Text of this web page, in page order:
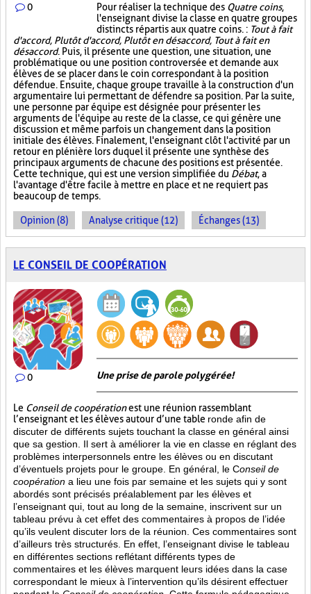
0 Pour réaliser la technique des Quatre coins,
l'enseignant divise la classe en quatre groupes
distincts répartis aux quatre coins. : Tout à fait
d'accord, Plutôt d'accord, Plutôt en désaccord, Tout à fait en
désaccord. Puis, il présente une question, une situation, une
problématique ou une position controversée et demande aux
élèves de se placer dans le coin correspondant à la position
défendue. Ensuite, chaque groupe travaille à la construction d'un
argumentaire lui permettant de défendre sa position. Par la suite,
une personne par équipe est désignée pour présenter les
arguments de l'équipe au reste de la classe, ce qui génère une
discussion et même parfois un changement dans la position
initiale des élèves. Finalement, l'enseignant clôt l'activité par un
retour en plénière lors duquel il présente une synthèse des
principaux arguments de chacune des positions est présentée.
Cette technique, qui est une version simplifiée du Débat, a
l'avantage d'être facile à mettre en place et ne requiert pas
beaucoup de temps.
Opinion (8) Analyse critique (12) Échanges (13)
LE CONSEIL DE COOPÉRATION
0 Une prise de parole polygérée!
Le Conseil de coopérationest une réunion rassemblant
l’enseignant et les élèves autour d’une table ronde afin de
discuter de différents sujets touchant la classe en général ainsi
que sa gestion. Il sert à améliorer la vie en classe en réglant des
problèmes interpersonnels entre les élèves ou en discutant
d’éventuels projets pour le groupe. En général, le Conseil de
coopération a lieu une fois par semaine et les sujets qui y sont
abordés sont précisés préalablement par les élèves et
l’enseignant qui, tout au long de la semaine, inscrivent sur un
tableau prévu à cet effet des commentaires à propos de l’idée
qu’ils veulent discuter lors de la réunion. Ces commentaires sont
d’ailleurs très structurés. En effet, l’enseignant divise le tableau
en différentes sections reflétant différents types de
commentaires et les élèves marquent leurs idées dans la case
correspondant le mieux à l’intervention qu’ils désirent effectuer